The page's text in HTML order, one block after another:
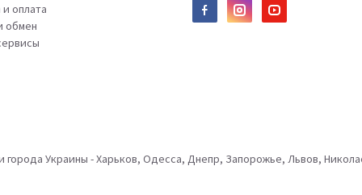
оплата
обмен
Украины - Харьков, Одесса, Днепр, Запорожье, Львов,